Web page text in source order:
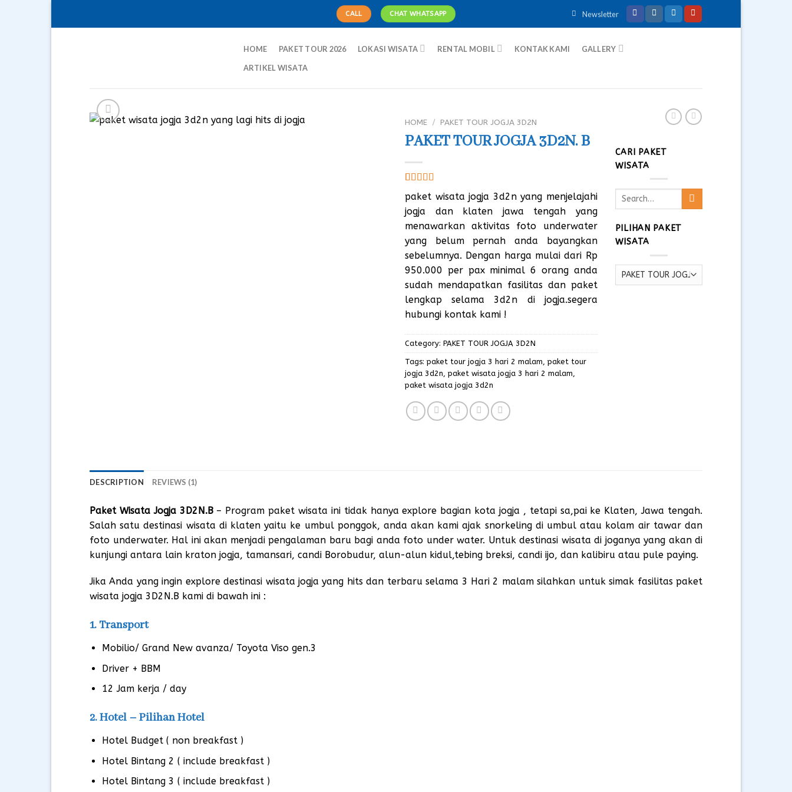
CALL CHAT WHATSAPP Newsletter
HOME PAKET TOUR 2026 LOKASI WISATA RENTAL MOBIL KONTAK KAMI
GALLERY
ARTIKEL WISATA
HOME / PAKET TOUR JOGJA 3D2N
PAKET TOUR JOGJA 3D2N. B
Rated5.00
out of 5
based on
customer
rating
paket wisata jogja 3d2n yang menjelajahi
jogja dan klaten jawa tengah yang
menawarkan aktivitas foto underwater
yang belum pernah anda bayangkan
sebelumnya. Dengan harga mulai dari Rp
950.000 per pax minimal 6 orang anda
sudah mendapatkan fasilitas dan paket
lengkap selama 3d2n di jogja.segera
hubungi kontak kami !
Category: PAKET TOUR JOGJA 3D2N
Tags: paket tour jogja 3 hari 2 malam paket tour
jogja 3d2n paket wisata jogja 3 hari 2 malam
paket wisata jogja 3d2n
CARI PAKET
WISATA
Search
PILIHAN PAKET
WISATA
DESCRIPTION REVIEWS (1)
Paket Wisata Jogja 3D2N.B – Program paket wisata ini tidak hanya explore bagian kota jogja , tetapi sa,pai ke Klaten, Jawa tengah.
Salah satu destinasi wisata di klaten yaitu ke umbul ponggok, anda akan kami ajak snorkeling di umbul atau kolam air tawar dan
foto underwater. Hal ini akan menjadi pengalaman baru bagi anda foto under water. Untuk destinasi wisata di joganya yang akan di
kunjungi antara lain kraton jogja, tamansari, candi Borobudur, alun-alun kidul,tebing breksi, candi ijo, dan kalibiru atau pule paying.
Jika Anda yang ingin explore destinasi wisata jogja yang hits dan terbaru selama 3 Hari 2 malam silahkan untuk simak fasilitas paket
wisata jogja 3D2N.B kami di bawah ini :
1. Transport
Mobilio/ Grand New avanza/ Toyota Viso gen.3
Driver + BBM
12 Jam kerja / day
2. Hotel – Pilihan Hotel
Hotel Budget ( non breakfast )
Hotel Bintang 2 ( include breakfast )
Hotel Bintang 3 ( include breakfast )